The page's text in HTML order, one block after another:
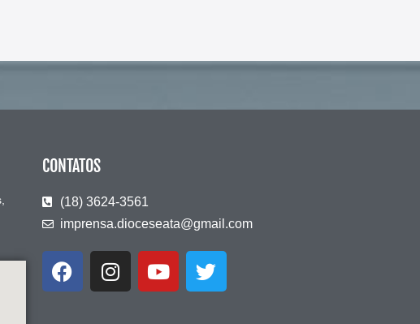
CONTATOS
(18) 3624-3561
imprensa.dioceseata@gmail.com